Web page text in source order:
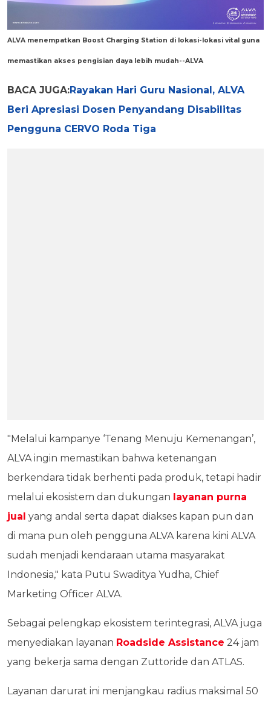
ALVA menempatkan Boost Charging Station di lokasi-lokasi vital guna
memastikan akses pengisian daya lebih mudah--ALVA
BACA JUGA:Rayakan Hari Guru Nasional, ALVA
Beri Apresiasi Dosen Penyandang Disabilitas
Pengguna CERVO Roda Tiga
"Melalui kampanye ‘Tenang Menuju Kemenangan’,
ALVA ingin memastikan bahwa ketenangan
berkendara tidak berhenti pada produk, tetapi hadir
melalui ekosistem dan dukungan layanan purna
jual yang andal serta dapat diakses kapan pun dan
di mana pun oleh pengguna ALVA karena kini ALVA
sudah menjadi kendaraan utama masyarakat
Indonesia," kata Putu Swaditya Yudha, Chief
Marketing Officer ALVA.
Sebagai pelengkap ekosistem terintegrasi, ALVA juga
menyediakan layanan Roadside Assistance 24 jam
yang bekerja sama dengan Zuttoride dan ATLAS.
Layanan darurat ini menjangkau radius maksimal 50